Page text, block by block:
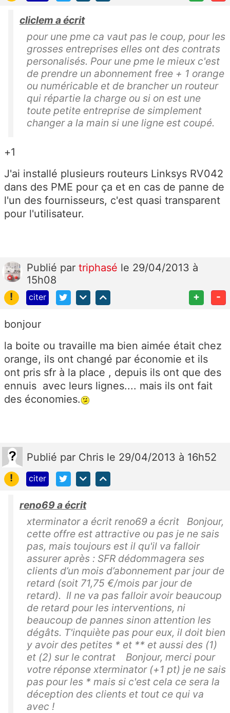
cliclem a écrit
pour une pme ca vaut pas le coup, pour les
grosses entreprises elles ont des contrats
personalisés. Pour une pme le mieux c'est
de prendre un abonnement free + 1 orange
ou numéricable et de brancher un routeur
qui répartie la charge ou si on est une
toute petite entreprise de simplement
changer a la main si une ligne est coupé.
+1
J'ai installé plusieurs routeurs Linksys RV042
dans des PME pour ça et en cas de panne de
l'un des fournisseurs, c'est quasi transparent
pour l'utilisateur.
Publié par triphasé le 29/04/2013 à
15h08
!
citer + -
bonjour
la boite ou travaille ma bien aimée était chez
orange, ils ont changé par économie et ils
ont pris sfr à la place , depuis ils ont que des
ennuis avec leurs lignes.... mais ils ont fait
des économies.
Publié par Chris le 29/04/2013 à 16h52
!
citer
reno69 a écrit
xterminator a écrit reno69 a écrit Bonjour,
cette offre est attractive ou pas je ne sais
pas, mais toujours est il qu'il va falloir
assurer après : SFR dédommagera ses
clients d’un mois d’abonnement par jour de
retard (soit 71,75 €/mois par jour de
retard). Il ne va pas falloir avoir beaucoup
de retard pour les interventions, ni
beaucoup de pannes sinon attention les
dégâts. T'inquiète pas pour eux, il doit bien
y avoir des petites * et ** et aussi des (1)
et (2) sur le contrat Bonjour, merci pour
votre réponse xterminator (+1 pt) je ne sais
pas pour les * mais si c'est cela ce sera la
déception des clients et tout ce qui va
avec !